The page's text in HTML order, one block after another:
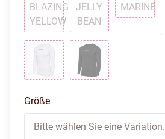
BLAZING
YELLOW
BLAZING YELLOW
JELLY
BEAN JELLY BEAN
MARINE
MARINE
Größe
Bitte wählen Sie eine Variation.